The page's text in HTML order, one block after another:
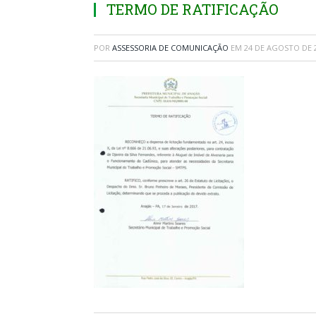
TERMO DE RATIFICAÇÃO
POR ASSESSORIA DE COMUNICAÇÃO EM 24 DE AGOSTO DE